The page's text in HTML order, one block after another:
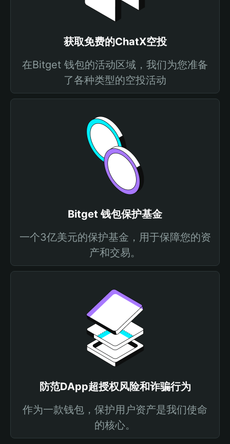
获取免费的ChatX空投
在Bitget 钱包的活动区域，我们为您准备
了各种类型的空投活动
Bitget 钱包保护基金
一个3亿美元的保护基金，用于保障您的资
产和交易。
防范DApp超授权风险和诈骗行为
作为一款钱包，保护用户资产是我们使命
的核心。